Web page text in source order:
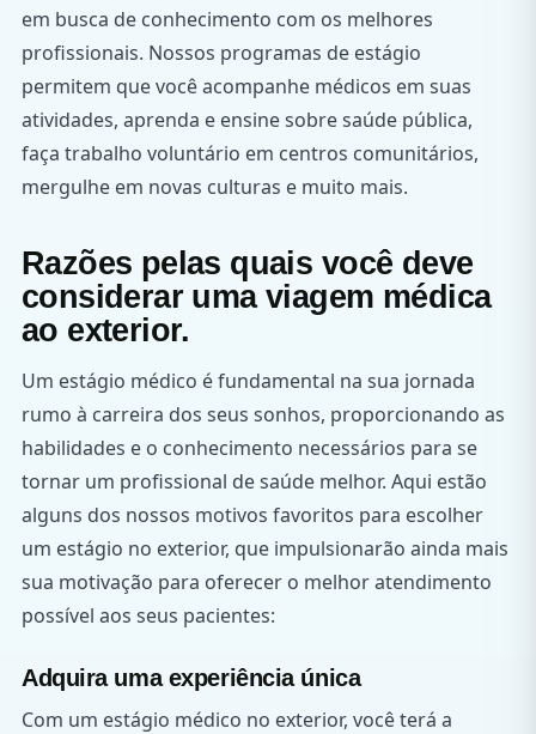
em busca de conhecimento com os melhores
profissionais. Nossos programas de estágio
permitem que você acompanhe médicos em suas
atividades, aprenda e ensine sobre saúde pública,
faça trabalho voluntário em centros comunitários,
mergulhe em novas culturas e muito mais.
Razões pelas quais você deve
considerar uma viagem médica
ao exterior.
Um estágio médico é fundamental na sua jornada
rumo à carreira dos seus sonhos, proporcionando as
habilidades e o conhecimento necessários para se
tornar um profissional de saúde melhor. Aqui estão
alguns dos nossos motivos favoritos para escolher
um estágio no exterior, que impulsionarão ainda mais
sua motivação para oferecer o melhor atendimento
possível aos seus pacientes:
Adquira uma experiência única
Com um estágio médico no exterior, você terá a